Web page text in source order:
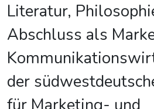
Literatur,
Abschluss als
der